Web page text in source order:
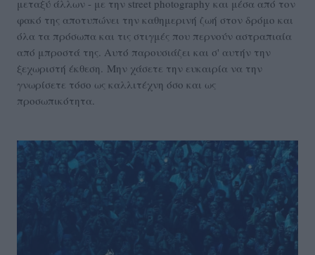
μεταξύ άλλων - με την street photography και μέσα από τον
φακό της αποτυπώνει την καθημερινή ζωή στον δρόμο και
όλα τα πρόσωπα και τις στιγμές που περνούν αστραπιαία
από μπροστά της. Αυτό παρουσιάζει και σ' αυτήν την
ξεχωριστή έκθεση. Μην χάσετε την ευκαιρία να την
γνωρίσετε τόσο ως καλλιτέχνη όσο και ως
προσωπικότητα.